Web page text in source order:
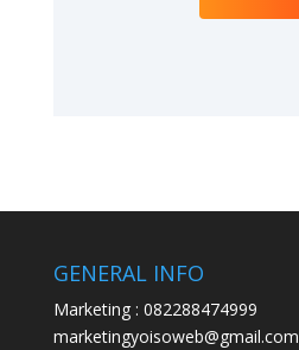
GENERAL INFO
Marketing : 082288474999
marketingyoisoweb@gmail.com